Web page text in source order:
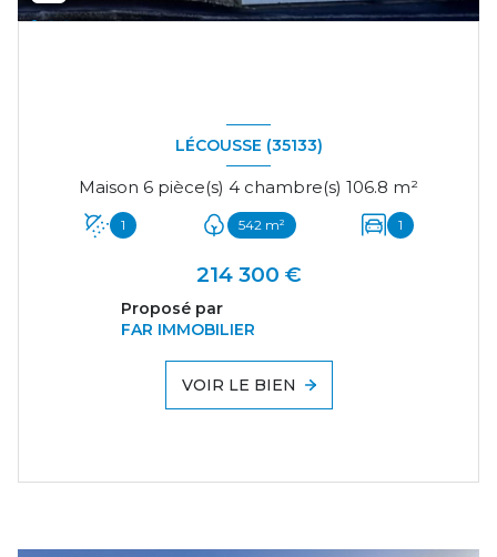
LÉCOUSSE (35133)
Maison 6 pièce(s) 4 chambre(s) 106.8 m²
1 542 m² 1
214 300 €
Proposé par
FAR IMMOBILIER
VOIR LE BIEN